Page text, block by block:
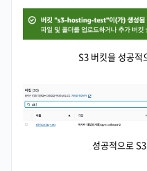
S3 버킷을 성공적
성공적으로